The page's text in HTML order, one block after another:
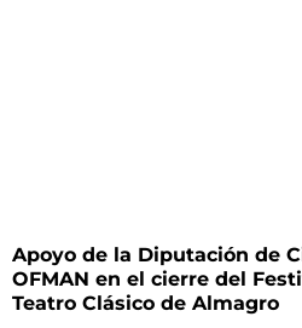
Apoyo de la Diputación de
OFMAN en el cierre del
Teatro Clásico de Almagro